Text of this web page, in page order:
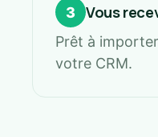
3 Vous
Prêt à
votre CRM.